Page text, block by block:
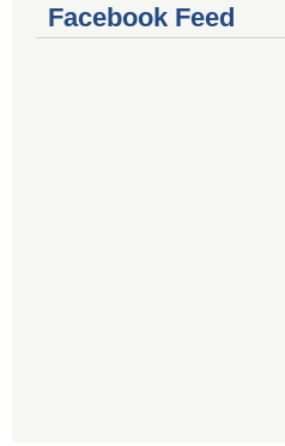
Facebook Feed